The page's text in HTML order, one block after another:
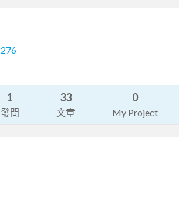
276
1
發問
33
文章
0
My Project